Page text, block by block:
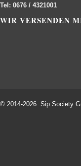
Tel: 0676 / 4321001
WIR VERSENDEN
© 2014-2026 Sip Society